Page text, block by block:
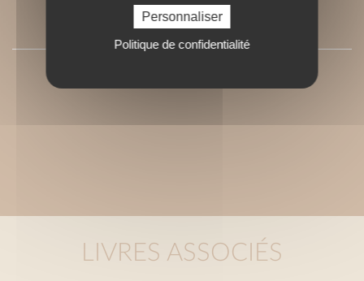
PRESSE
LIVRES ASSOCIÉS
Personnaliser
Politique de confidentialité